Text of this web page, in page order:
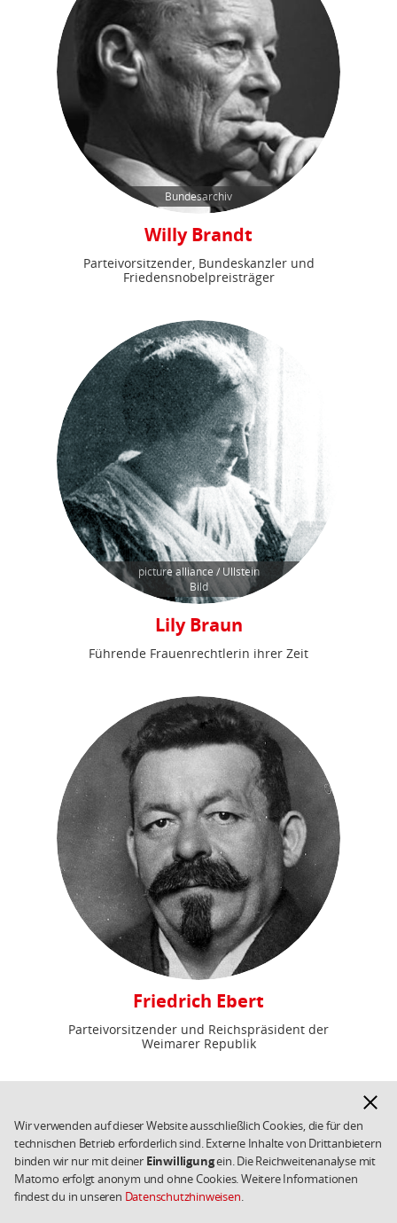
Wir verwenden auf dieser Website ausschließlich Cookies, die für den
technischen Betrieb erforderlich sind. Externe Inhalte von Drittanbietern
binden wir nur mit deiner Einwilligungein. Die Reichweitenanalyse mit
Matomo erfolgt anonym und ohne Cookies. Weitere Informationen
findest du in unseren Datenschutzhinweisen.
Bundesarchiv
Willy Brandt
Parteivorsitzender, Bundeskanzler und
Friedensnobelpreisträger
picture alliance / Ullstein
Bild
Lily Braun
Führende Frauenrechtlerin ihrer Zeit
Friedrich Ebert
Parteivorsitzender und Reichspräsident der
Weimarer Republik